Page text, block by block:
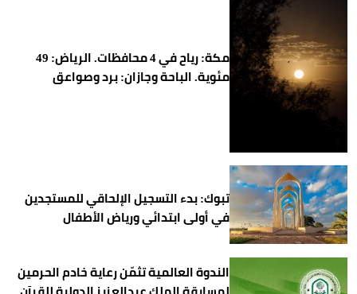
مكة: رياح في 4 محافظات. الرياض: 49
مئوية. الباحة وجازان: برد وصواعق
تبوك: بدء التسجيل الإلحاقي للمستجدين
في أولى ابتدائي ورياض الأطفال
الندوة العالمية تثمّن رعاية خادم الحرمين